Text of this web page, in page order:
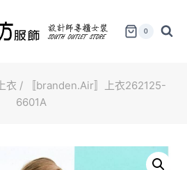
0
上衣 /
〚branden.Air〛上衣262125-
6601A